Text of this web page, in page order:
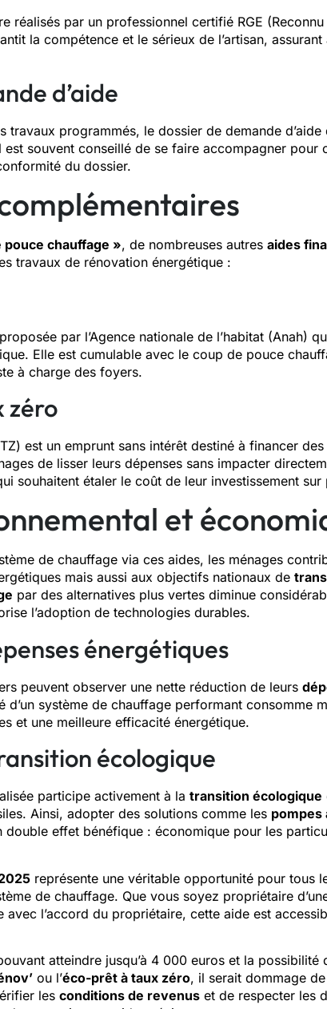
réalisés par un professionnel certifié RGE
la compétence et le sérieux de l’artisan,
d’aide
travaux programmés, le dossier de demande
souvent conseillé de se faire accompagner pour
du dossier.
chauffage », de nombreuses autres aides
travaux de rénovation énergétique :
par l’Agence nationale de l’habitat (Anah)
Elle est cumulable avec le coup de pouce
à charge des foyers.
zéro
est un emprunt sans intérêt destiné à financer
de lisser leurs dépenses sans impacter
souhaitent étaler le coût de leur investissement sur
et
de chauffage via ces aides, les ménages
mais aussi aux objectifs nationaux de
par des alternatives plus vertes diminue
l’adoption de technologies durables.
énergétiques
peuvent observer une nette réduction de leurs
d’un système de chauffage performant consomme
et une meilleure efficacité énergétique.
écologique
participe activement à la transition écologique
Ainsi, adopter des solutions comme les pompes
double effet bénéfique : économique pour les
représente une véritable opportunité pour tous
de chauffage. Que vous soyez propriétaire
avec l’accord du propriétaire, cette aide est
atteindre jusqu’à 4 000 euros et la possibilité
ou l’éco-prêt à taux zéro, il serait dommage
les conditions de revenus et de respecter les